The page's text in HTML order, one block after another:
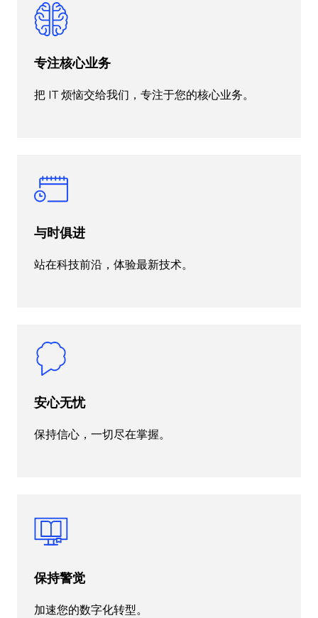
专注核心业务
把 IT 烦恼交给我们，专注于您的核心业务。
与时俱进
站在科技前沿，体验最新技术。
安心无忧
保持信心，一切尽在掌握。
保持警觉
加速您的数字化转型。